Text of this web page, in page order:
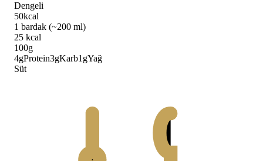
Dengeli
50kcal
1 bardak (~200 ml)
25 kcal
100g
4gProtein3gKarb1 gYağ
Süt